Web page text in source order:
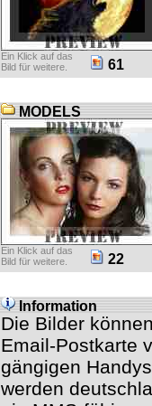
Ein Klick auf das
Bild für weitere.
61
MODELS
Ein Klick auf das
Bild für weitere.
22
Information
Die Bilder
Email-Postkarte
gängigen
werden